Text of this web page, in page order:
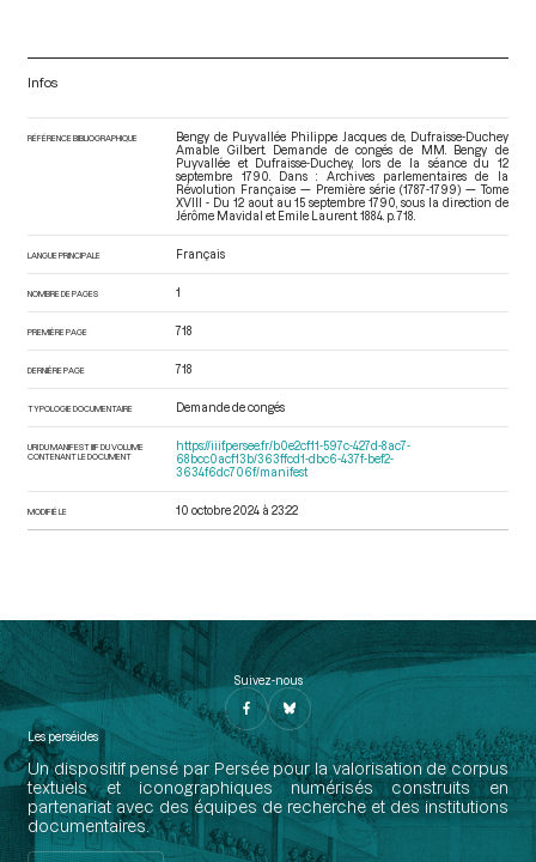
Infos
RÉFÉRENCE BIBLIOGRAPHIQUE
Bengy de Puyvallée Philippe Jacques de, Dufraisse-Duchey
Amable Gilbert. Demande de congés de MM. Bengy de
Puyvallée et Dufraisse-Duchey, lors de la séance du 12
septembre 1790. Dans : Archives parlementaires de la
Révolution Française — Première série (1787-1799) — Tome
XVIII - Du 12 aout au 15 septembre 1790 , sous la direction de
Jérôme Mavidal et Emile Laurent. 1884. p. 718.
LANGUE PRINCIPALE Français
NOMBRE DE PAGES 1
PREMIÈRE PAGE 718
DERNIÈRE PAGE 718
TYPOLOGIE DOCUMENTAIRE Demande de congés
URI DU MANIFEST IIIF DU VOLUME
CONTENANT LE DOCUMENT
https://iiif.persee.fr/b0e2cf11-597c-427d-8ac7-
68bcc0acf13b/363ffcd1-dbc6-437f-bef2-
3634f6dc706f/manifest
MODIFIÉ LE 10 octobre 2024 à 23:22
Suivez-nous
Les perséides
Un dispositif pensé par Persée pour la valorisation de corpus
textuels et iconographiques numérisés construits en
partenariat avec des équipes de recherche et des institutions
documentaires.